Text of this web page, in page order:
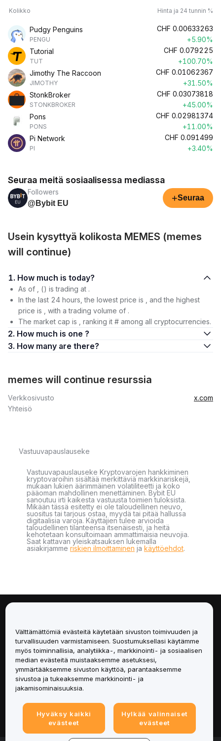
Kolikko Hinta ja 24 tunnin %
Pudgy Penguins
PENGU
CHF 0.00633263
+5.90%
Tutorial
TUT
CHF 0.079225
+100.70%
Jimothy The Raccoon
JIMOTHY
CHF 0.01062367
+31.50%
StonkBroker
STONKBROKER
CHF 0.03073818
+45.00%
Pons
PONS
CHF 0.02981374
+11.00%
Pi Network
PI
CHF 0.091499
+3.40%
Seuraa meitä sosiaalisessa mediassa
Followers
@Bybit EU
+Seuraa
Usein kysyttyä kolikosta MEMES (memes
will continue)
1. How much is today?
As of , () is trading at .
In the last 24 hours, the lowest price is , and the highest
price is , with a trading volume of .
The market cap is , ranking it # among all cryptocurrencies.
2. How much is one ?
3. How many are there?
memes will continue resurssia
Verkkosivusto
x.com
Yhteisö
Vastuuvapauslauseke
Vastuuvapauslauseke Kryptovarojen hankkiminen
kryptovaroihin sisältää merkittäviä markkinariskejä,
mukaan lukien äärimmäinen volatiliteetti ja koko
pääoman mahdollinen menettäminen. Bybit EU
sanoutuu irti kaikesta vastuusta toimien tuloksista.
Mikään tässä esitetty ei ole taloudellinen neuvo,
suositus tai tarjous ostaa, myydä tai pitää hallussa
digitaalisia varoja. Käyttäjien tulee arvioida
taloudellinen tilanteensa itsenäisesti, ja heitä
kehotetaan konsultoimaan ammattimaisia neuvojia.
Saat kattavan yleiskatsauksen lukemalla
asiakirjamme riskien ilmoittaminen ja käyttöehdot.
Palvelut
Tuki
Tuotteet
Lakiasiat
Välttämättömiä evästeitä käytetään sivuston toimivuuden ja
turvallisuuden varmistamiseen. Suostumuksellasi käytämme
myös toiminnallisia, analytiikka-, markkinointi- ja sosiaalisen
median evästeitä muistaaksemme asetuksesi,
ymmärtääksemme sivuston käyttöä, parantaaksemme
sivustoa ja tukeaksemme markkinointi- ja
jakamisominaisuuksia.
Hyväksy kaikki
evästeet
Hylkää valinnaiset
evästeet